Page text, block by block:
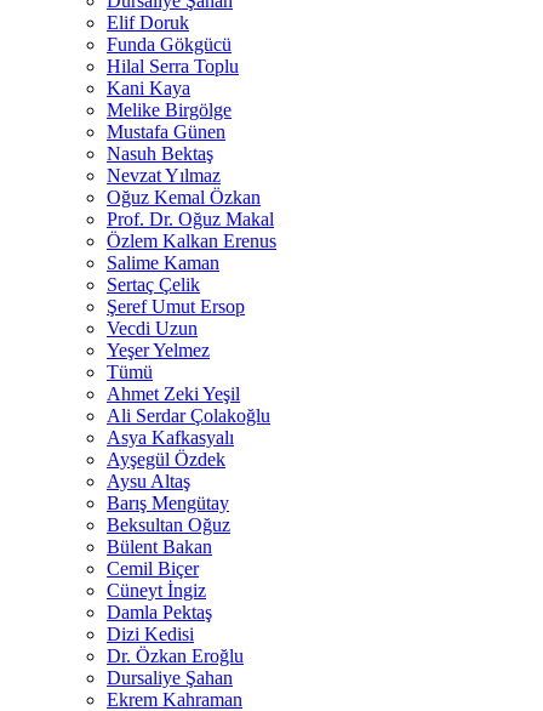
Elif Doruk
Funda Gökgücü
Hilal Serra Toplu
Kani Kaya
Melike Birgölge
Mustafa Günen
Nasuh Bektaş
Nevzat Yılmaz
Oğuz Kemal Özkan
Prof. Dr. Oğuz Makal
Özlem Kalkan Erenus
Salime Kaman
Sertaç Çelik
Şeref Umut Ersop
Vecdi Uzun
Yeşer Yelmez
Tümü
Ahmet Zeki Yeşil
Ali Serdar Çolakoğlu
Asya Kafkasyalı
Ayşegül Özdek
Aysu Altaş
Barış Mengütay
Beksultan Oğuz
Bülent Bakan
Cemil Biçer
Cüneyt İngiz
Damla Pektaş
Dizi Kedisi
Dr. Özkan Eroğlu
Dursaliye Şahan
Ekrem Kahraman